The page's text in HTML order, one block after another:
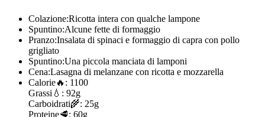
Colazione:Ricotta intera con qualche lampone
Spuntino:Alcune fette di formaggio
Pranzo:Insalata di spinaci e formaggio di capra con pollo
grigliato
Spuntino:Una piccola manciata di lamponi
Cena:Lasagna di melanzane con ricotta e mozzarella
Calorie🔥: 1100
Grassi 💧: 92g
Carboidrati🌾: 25g
Proteine🥩: 60g